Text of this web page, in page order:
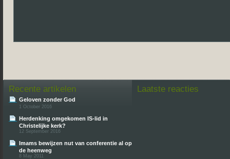
Recente artikelen
Geloven zonder God
1 October 2016
Herdenking omgekomen IS-lid in
Christelijke kerk?
12 September 2016
Imams bewijzen nut van conferentie al op
de heenweg
8 May 2011
Laatste reacties